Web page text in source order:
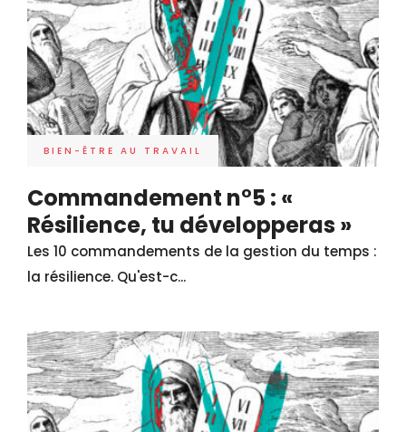
BIEN-ÊTRE AU TRAVAIL
Commandement n°5 : «
Résilience, tu développeras »
Les 10 commandements de la gestion du temps :
la résilience. Qu'est-c...